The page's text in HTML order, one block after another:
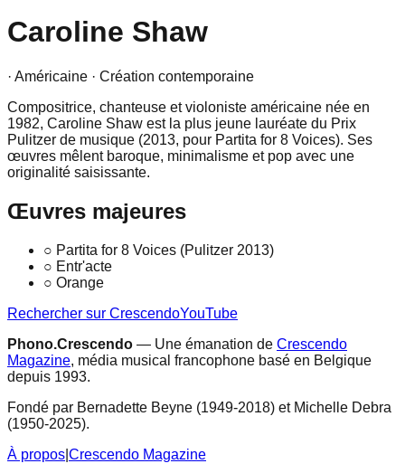
Caroline Shaw
· Américaine · Création contemporaine
Compositrice, chanteuse et violoniste américaine née en
1982, Caroline Shaw est la plus jeune lauréate du Prix
Pulitzer de musique (2013, pour Partita for 8 Voices). Ses
œuvres mêlent baroque, minimalisme et pop avec une
originalité saisissante.
Œuvres majeures
○ Partita for 8 Voices (Pulitzer 2013)
○ Entr'acte
○ Orange
Rechercher sur CrescendoYouTube
Phono.Crescendo — Une émanation de Crescendo
Magazine, média musical francophone basé en Belgique
depuis 1993.
Fondé par Bernadette Beyne (1949-2018) et Michelle Debra
(1950-2025).
À propos Crescendo Magazine